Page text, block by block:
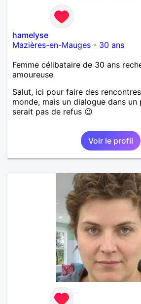
hamelyse
Mazières-en-Mauges - 30 ans
Femme célibataire de 30 ans
amoureuse
Salut, ici pour faire des
monde, mais un dialogue dans
serait pas de refus 😉
Voir le profil